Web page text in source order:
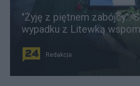
"Żyję z piętnem zabójcy".
wypadku z Litewką
Redakcja